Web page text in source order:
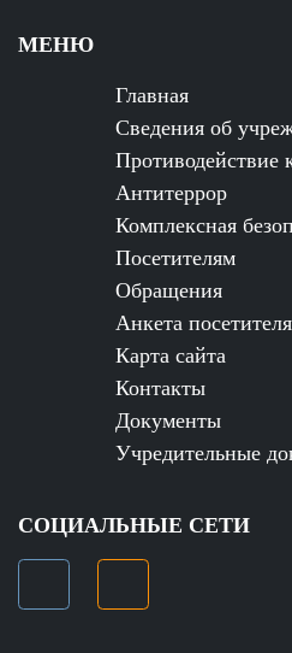
МЕНЮ
Главная
Сведения об
Противодействие
Антитеррор
Комплексная
Посетителям
Обращения
Анкета посетителя
Карта сайта
Контакты
Документы
Учредительные
СОЦИАЛЬНЫЕ СЕТИ